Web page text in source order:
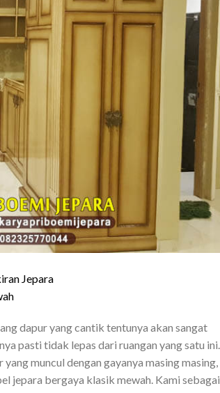
dapur yang cantik tentunya akan sangat
pasti tidak lepas dari ruangan yang satu ini.
muncul dengan gayanya masing masing,
jepara bergaya klasik mewah. Kami sebagai